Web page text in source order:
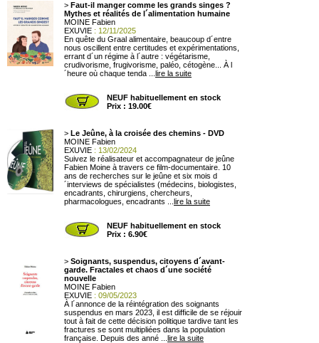
> Faut-il manger comme les grands singes ?
Mythes et réalités de l´alimentation humaine
MOINE Fabien
EXUVIE : 12/11/2025
En quête du Graal alimentaire, beaucoup d´entre
nous oscillent entre certitudes et expérimentations,
errant d´un régime à l´autre : végétarisme,
crudivorisme, frugivorisme, paléo, cétogène... À l
´heure où chaque tenda ... lire la suite
NEUF habituellement en stock
Prix : 19.00€
> Le Jeûne, à la croisée des chemins - DVD
MOINE Fabien
EXUVIE : 13/02/2024
Suivez le réalisateur et accompagnateur de jeûne
Fabien Moine à travers ce film-documentaire. 10
ans de recherches sur le jeûne et six mois d
´interviews de spécialistes (médecins, biologistes,
encadrants, chirurgiens, chercheurs,
pharmacologues, encadrants ... lire la suite
NEUF habituellement en stock
Prix : 6.90€
> Soignants, suspendus, citoyens d´avant-
garde. Fractales et chaos d´une société
nouvelle
MOINE Fabien
EXUVIE : 09/05/2023
À l´annonce de la réintégration des soignants
suspendus en mars 2023, il est difficile de se réjouir
tout à fait de cette décision politique tardive tant les
fractures se sont multipliées dans la population
française. Depuis des anné ... lire la suite